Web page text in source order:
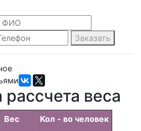
Заказать
веса
Вес Кол - во человек